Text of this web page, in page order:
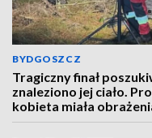
BYDGOSZCZ
Tragiczny finał
znaleziono jej ciało.
kobieta miała